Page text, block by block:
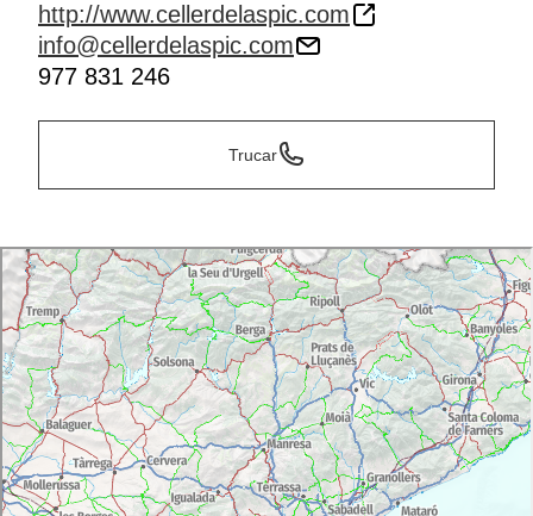
http://www.cellerdelaspic.com
info@cellerdelaspic.com
977 831 246
Trucar